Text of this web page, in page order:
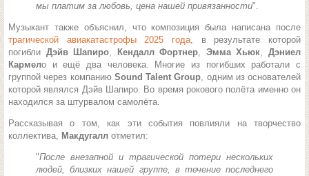
мы платим за любовь, цена нашей привязанности".
Музыкант также объяснил, что композиция была написана после
трагической авиакатастрофы 2025 года, в результате которой
погибли Дэйв Шапиро, Кендалл Фортнер, Эмма Хьюк,Дэниел
Кармело и ещё два человека. Многие из погибших работали с
группой через компанию Sound Talent Group, одним из основателей
которой являлся Дэйв Шапиро. Во время рокового полёта именно он
находился за штурвалом самолёта.
Рассказывая о том, как эти события повлияли на творчество
коллектива, Макдугалл отметил:
"После внезапной и трагической потери нескольких
людей, близких нашей группе, в течение последнего